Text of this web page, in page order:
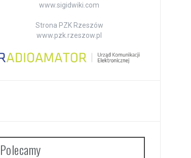
www.sigidwiki.com
Strona PZK Rzeszów
www.pzk.rzeszow.pl
Polecamy